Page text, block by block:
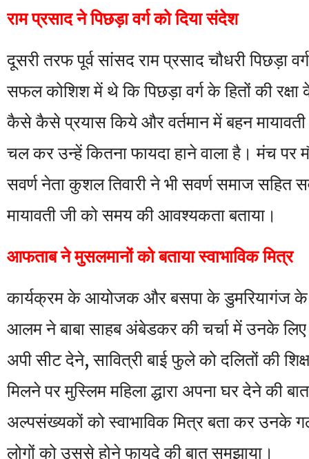
राम प्रसाद ने पिछड़ा वर्ग को दिया संदेश
दूसरी तरफ पूर्व सांसद राम प्रसाद चौधरी पिछड़ा
सफल कोशिश में थे कि पिछड़ा वर्ग के हितों की रक्षा
कैसे कैसे प्रयास किये और वर्तमान में बहन
चल कर उन्हें कितना फायदा हाने वाला है। मंच पर
सवर्ण नेता कुशल तिवारी ने भी सवर्ण समाज सहित
मायावती जी को समय की आवश्यकता बताया।
आफताब ने मुसलमानों को बताया स्वाभाविक मित्र
कार्यक्रम के आयोजक और बसपा के डुमरियागंज के
आलम ने बाबा साहब अंबेडकर की चर्चा में उनके लिए
अपी सीट देने, सावित्री बाई फुले को दलितों की
मिलने पर मुस्लिम महिला द्धारा अपना घर देने की
अल्पसंख्यकों को स्वाभाविक मित्र बता कर उनके
लोगों को उससे होने फायदे की बात समझाया।